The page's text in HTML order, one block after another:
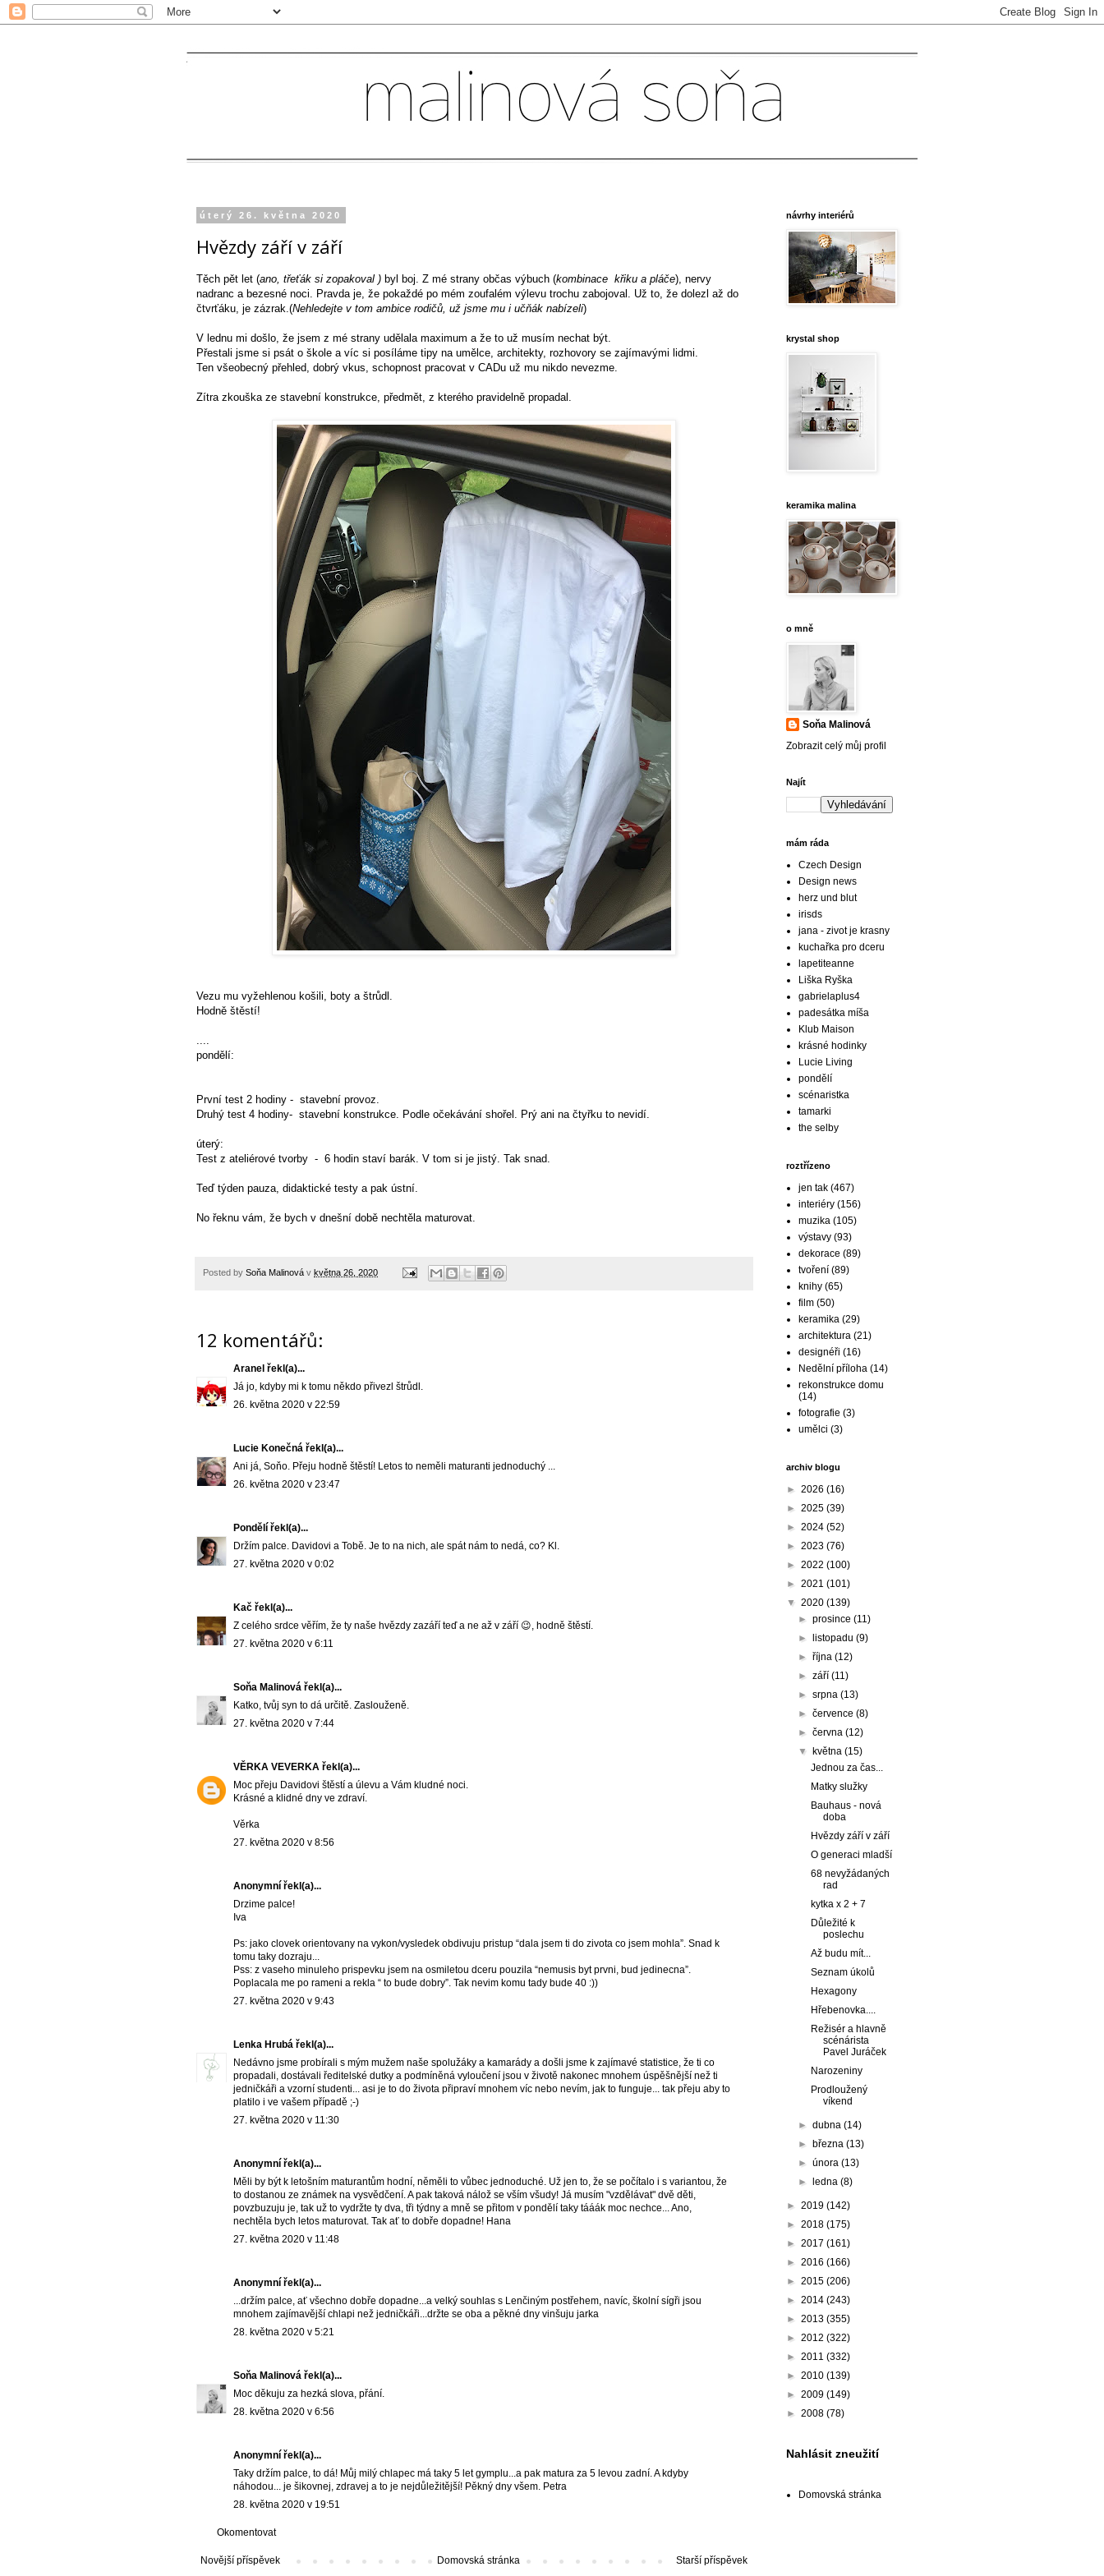
úterý 26. května 2020
Hvězdy září v září
Těch pět let (ano, třeťák si zopakoval ) byl boj. Z mé strany občas výbuch (kombinace křiku a pláče), nervy
nadranc a bezesné noci. Pravda je, že pokaždé po mém zoufalém výlevu trochu zabojoval. Už to, že dolezl až do
čtvrťáku, je zázrak.(Nehledejte v tom ambice rodičů, už jsme mu i učňák nabízeli)
V lednu mi došlo, že jsem z mé strany udělala maximum a že to už musím nechat být.
Přestali jsme si psát o škole a víc si posíláme tipy na umělce, architekty, rozhovory se zajímavými lidmi.
Ten všeobecný přehled, dobrý vkus, schopnost pracovat v CADu už mu nikdo nevezme.
Zítra zkouška ze stavební konstrukce, předmět, z kterého pravidelně propadal.
Vezu mu vyžehlenou košili, boty a štrůdl.
Hodně štěstí!
pondělí:
První test 2 hodiny - stavební provoz.
Druhý test 4 hodiny- stavební konstrukce. Podle očekávání shořel. Prý ani na čtyřku to nevidí.
úterý:
Test z ateliérové tvorby - 6 hodin staví barák. V tom si je jistý. Tak snad.
Teď týden pauza, didaktické testy a pak ústní.
No řeknu vám, že bych v dnešní době nechtěla maturovat.
Posted by Soňa Malinová v května 26, 2020
12 komentářů:
Aranel řekl(a)...
Já jo, kdyby mi k tomu někdo přivezl štrůdl.
26. května 2020 v 22:59
Lucie Konečná řekl(a)...
Ani já, Soňo. Přeju hodně štěstí! Letos to neměli maturanti jednoduchý ...
26. května 2020 v 23:47
Pondělí řekl(a)...
Držím palce. Davidovi a Tobě. Je to na nich, ale spát nám to nedá, co? Kl.
27. května 2020 v 0:02
Kač řekl(a)...
Z celého srdce věřím, že ty naše hvězdy zazáří teď a ne až v září 😉, hodně štěstí.
27. května 2020 v 6:11
Soňa Malinová řekl(a)...
Katko, tvůj syn to dá určitě. Zaslouženě.
27. května 2020 v 7:44
VĚRKA VEVERKA řekl(a)...
Moc přeju Davidovi štěstí a úlevu a Vám kludné noci.
Krásné a klidné dny ve zdraví.
Věrka
27. května 2020 v 8:56
Anonymní řekl(a)...
Drzime palce!
Iva
Ps: jako clovek orientovany na vykon/vysledek obdivuju pristup “dala jsem ti do zivota co jsem mohla”. Snad k
tomu taky dozraju...
Pss: z vaseho minuleho prispevku jsem na osmiletou dceru pouzila “nemusis byt prvni, bud jedinecna”.
Poplacala me po rameni a rekla “ to bude dobry”. Tak nevim komu tady bude 40 :))
27. května 2020 v 9:43
Lenka Hrubá řekl(a)...
Nedávno jsme probírali s mým mužem naše spolužáky a kamarády a došli jsme k zajímavé statistice, že ti co
propadali, dostávali ředitelské dutky a podmíněná vyloučení jsou v životě nakonec mnohem úspěšnější než ti
jedničkáři a vzorní studenti... asi je to do života připraví mnohem víc nebo nevím, jak to funguje... tak přeju aby to
platilo i ve vašem případě ;-)
27. května 2020 v 11:30
Anonymní řekl(a)...
Měli by být k letošním maturantům hodní, něměli to vůbec jednoduché. Už jen to, že se počítalo i s variantou, že
to dostanou ze známek na vysvědčení. A pak taková nálož se vším všudy! Já musím "vzdělávat" dvě děti,
povzbuzuju je, tak už to vydržte ty dva, tři týdny a mně se přitom v pondělí taky tááák moc nechce... Ano,
nechtěla bych letos maturovat. Tak ať to dobře dopadne! Hana
27. května 2020 v 11:48
Anonymní řekl(a)...
...držím palce, ať všechno dobře dopadne...a velký souhlas s Lenčiným postřehem, navíc, školní sígři jsou
mnohem zajímavější chlapi než jedničkáři...držte se oba a pěkné dny vinšuju jarka
28. května 2020 v 5:21
Soňa Malinová řekl(a)...
Moc děkuju za hezká slova, přání.
28. května 2020 v 6:56
Anonymní řekl(a)...
Taky držím palce, to dá! Můj milý chlapec má taky 5 let gymplu...a pak matura za 5 levou zadní. A kdyby
náhodou... je šikovnej, zdravej a to je nejdůležitější! Pěkný dny všem. Petra
28. května 2020 v 19:51
Okomentovat
Novější příspěvek Starší příspěvek
Domovská stránka
návrhy interiérů
krystal shop
keramika malina
o mně
Soňa Malinová
Zobrazit celý můj profil
Najít
mám ráda
Czech Design
Design news
herz und blut
irisds
jana - zivot je krasny
kuchařka pro dceru
lapetiteanne
Liška Ryška
gabrielaplus4
padesátka míša
Klub Maison
krásné hodinky
Lucie Living
pondělí
scénaristka
tamarki
the selby
roztřízeno
jen tak (467)
interiéry (156)
muzika (105)
výstavy (93)
dekorace (89)
tvoření (89)
knihy (65)
film (50)
keramika (29)
architektura (21)
designéři (16)
Nedělní příloha (14)
rekonstrukce domu
(14)
fotografie (3)
umělci (3)
archiv blogu
► 2026 (16)
► 2025 (39)
► 2024 (52)
► 2023 (76)
► 2022 (100)
► 2021 (101)
▼ 2020 (139)
►prosince(11)
►
listopadu(9)
►října(12)
►září(11)
►srpna(13)
►července(8)
►června(12)
▼ května(15)
Jednou za čas...
Matky služky
Bauhaus - nová
doba
Hvězdy září v září
O generaci mladší
68 nevyžádaných
rad
kytka x 2 + 7
Důležité k
poslechu
Až budu mít...
Seznam úkolů
Hexagony
Hřebenovka....
Režisér a hlavně
scénárista
Pavel Juráček
Narozeniny
Prodloužený
víkend
►dubna(14)
► března(13)
►února(13)
►
ledna(8)
► 2019 (142)
► 2018 (175)
► 2017 (161)
► 2016 (166)
► 2015 (206)
► 2014 (243)
► 2013 (355)
► 2012 (322)
► 2011 (332)
► 2010 (139)
► 2009 (149)
► 2008 (78)
Nahlásit zneužití
Domovská stránka